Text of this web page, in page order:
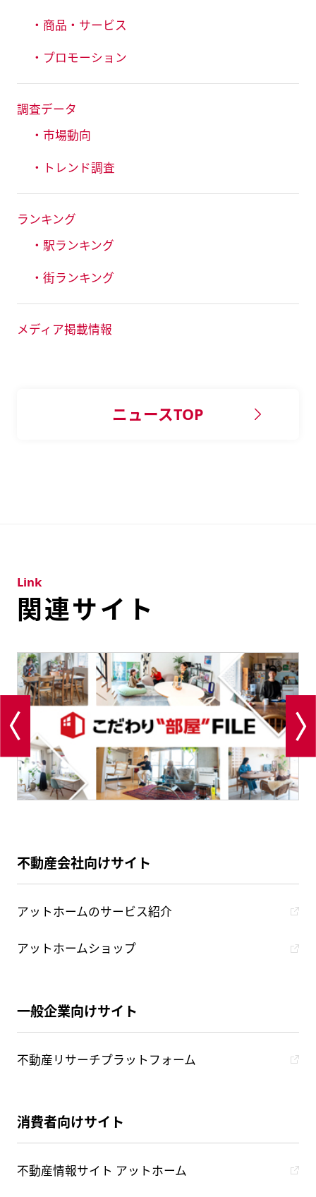
・商品・サービス
・プロモーション
調査データ
・市場動向
・トレンド調査
ランキング
・駅ランキング
・街ランキング
メディア掲載情報
ニュースTOP
関連サイト
Link
不動産会社向けサイト
アットホームのサービス紹介
アットホームショップ
一般企業向けサイト
不動産リサーチプラットフォーム
消費者向けサイト
不動産情報サイト アットホーム